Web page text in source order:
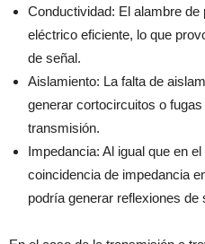
Conductividad: El alambre
eléctrico eficiente, lo que
de señal.
Aislamiento: La falta de
generar cortocircuitos o
transmisión.
Impedancia: Al igual que en
coincidencia de impedancia
podría generar reflexiones de